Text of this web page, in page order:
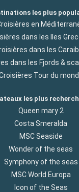
les plus
en
dans les Iles
dans les
dans les Fjords &
Tour du
les plus
Queen mary 2
Costa Smeralda
MSC Seaside
Wonder of the seas
Symphony of the seas
MSC World Europa
Icon of the Seas